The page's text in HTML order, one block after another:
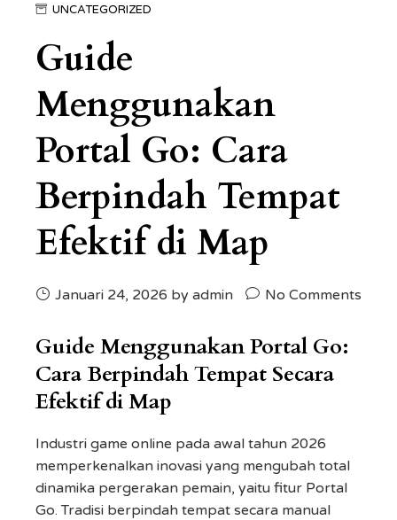
UNCATEGORIZED
Guide
Menggunakan
Portal Go: Cara
Berpindah Tempat
Efektif di Map
Januari 24, 2026 by admin No Comments
Guide Menggunakan Portal Go:
Cara Berpindah Tempat Secara
Efektif di Map
Industri game online pada awal tahun 2026
memperkenalkan inovasi yang mengubah total
dinamika pergerakan pemain, yaitu fitur Portal
Go. Tradisi berpindah tempat secara manual